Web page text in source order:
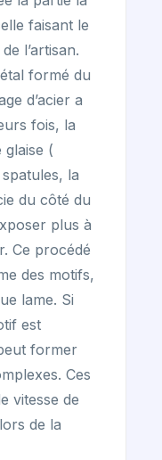
faisant le
l’artisan.
formé du
d’acier a
fois, la
glaise (
spatules, la
du côté du
plus à
Ce procédé
des motifs,
lame. Si
est
former
Ces
vitesse de
de la